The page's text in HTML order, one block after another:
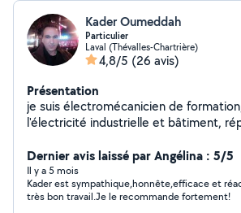
Kader Oumeddah
Particulier
Laval (Thévalles-Chartrière)
4,8/5 (26 avis)
Présentation
je suis électromécanicien de formation, je maîtrise bien
l'électricité industrielle et bâtiment, réparation et
installation et intervention sur les
travaux de peinture et montage de
meubles.zerosixzero8975829
Dernier avis laissé par Angélina : 5/5
Il y a 5 mois
Kader est sympathique,honnête,efficace et
très bon travail.Je le recommande fortement!